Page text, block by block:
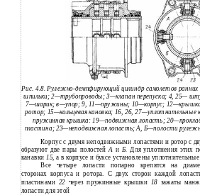
Рис. 4.8. Рулежно-демпфирующий цилиндр самолетов
шпильки; 2—трубопроводы; 3—клапан перепуска; 4, 25—
7—шарик; в—упор; 9, 11—пружины; 10—корпус;
ротор; 15—кольцевая канавка; 16, 26,
пружинная крышка: 19—подвижная лопасть;
пластина; 23—неподвижная лопасть; А, Б—полости
Корпус с двумя неподвижными лопастями и ротор с
образуют две пары полостейАиБ.Для уплотнения этих
канавки 15,а в корпусе и буксе установлены уплотнительные
Все четыре лопасти попарно крепятся на
сторонах корпуса и ротора. С двух сторон каждой
пластинами 22 через пружинные крышки 18 зажаты
лопасти для этой